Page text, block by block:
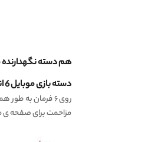
هم دسته نگهدارنده
دسته بازی موبایل 6 انگشتی فن دار پابجی PUBG مدل ممو MEMO AK 77
مزاحمت برای صفحه ی